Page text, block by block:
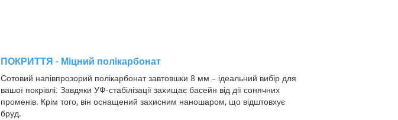
ПОКРИТТЯ - Міцний полікарбонат
Сотовий напівпрозорий полікарбонат завтовшки 8 мм – ідеальний вибір для
вашої покрівлі. Завдяки УФ-стабілізації захищає басейн від дії сонячних
променів. Крім того, він оснащений захисним наношаром, що відштовхує
бруд.